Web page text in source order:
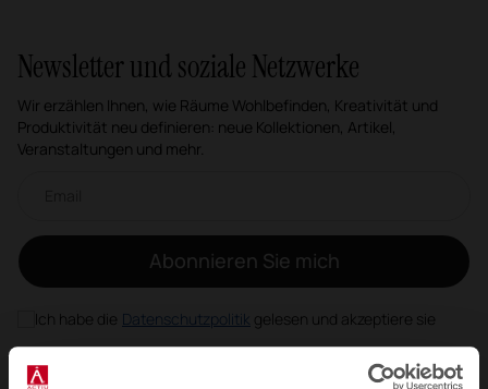
Newsletter und soziale Netzwerke
Wir erzählen Ihnen, wie Räume Wohlbefinden, Kreativität und
Produktivität neu definieren: neue Kollektionen, Artikel,
Veranstaltungen und mehr.
Abonnieren Sie mich
Ich habe die Datenschutzpolitik gelesen und akzeptiere sie